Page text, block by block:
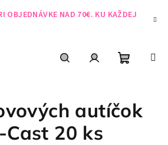
OBJEDNÁVKE NAD 70€. KU KAŽDEJ
košík
autíčok
Cast 20 ks